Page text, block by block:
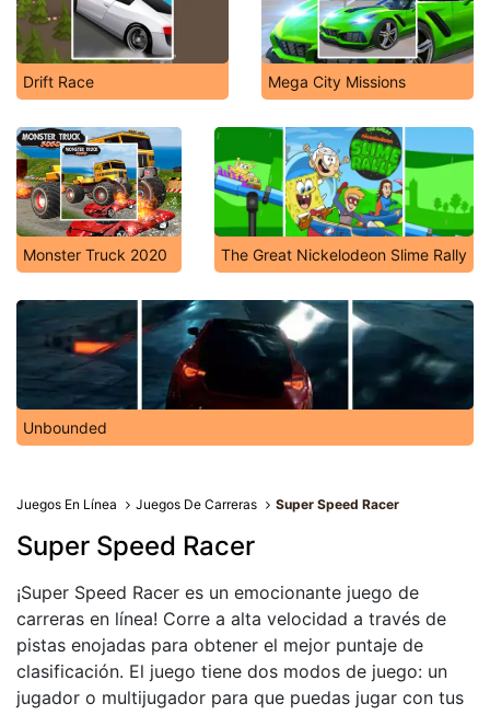
Drift Race Mega City Missions
Monster Truck 2020 The Great Nickelodeon Slime Rally
Unbounded
Juegos En Línea Juegos De Carreras Super Speed Racer
Super Speed Racer
¡Super Speed Racer es un emocionante juego de
carreras en línea! Corre a alta velocidad a través de
pistas enojadas para obtener el mejor puntaje de
clasificación. El juego tiene dos modos de juego: un
jugador o multijugador para que puedas jugar con tus